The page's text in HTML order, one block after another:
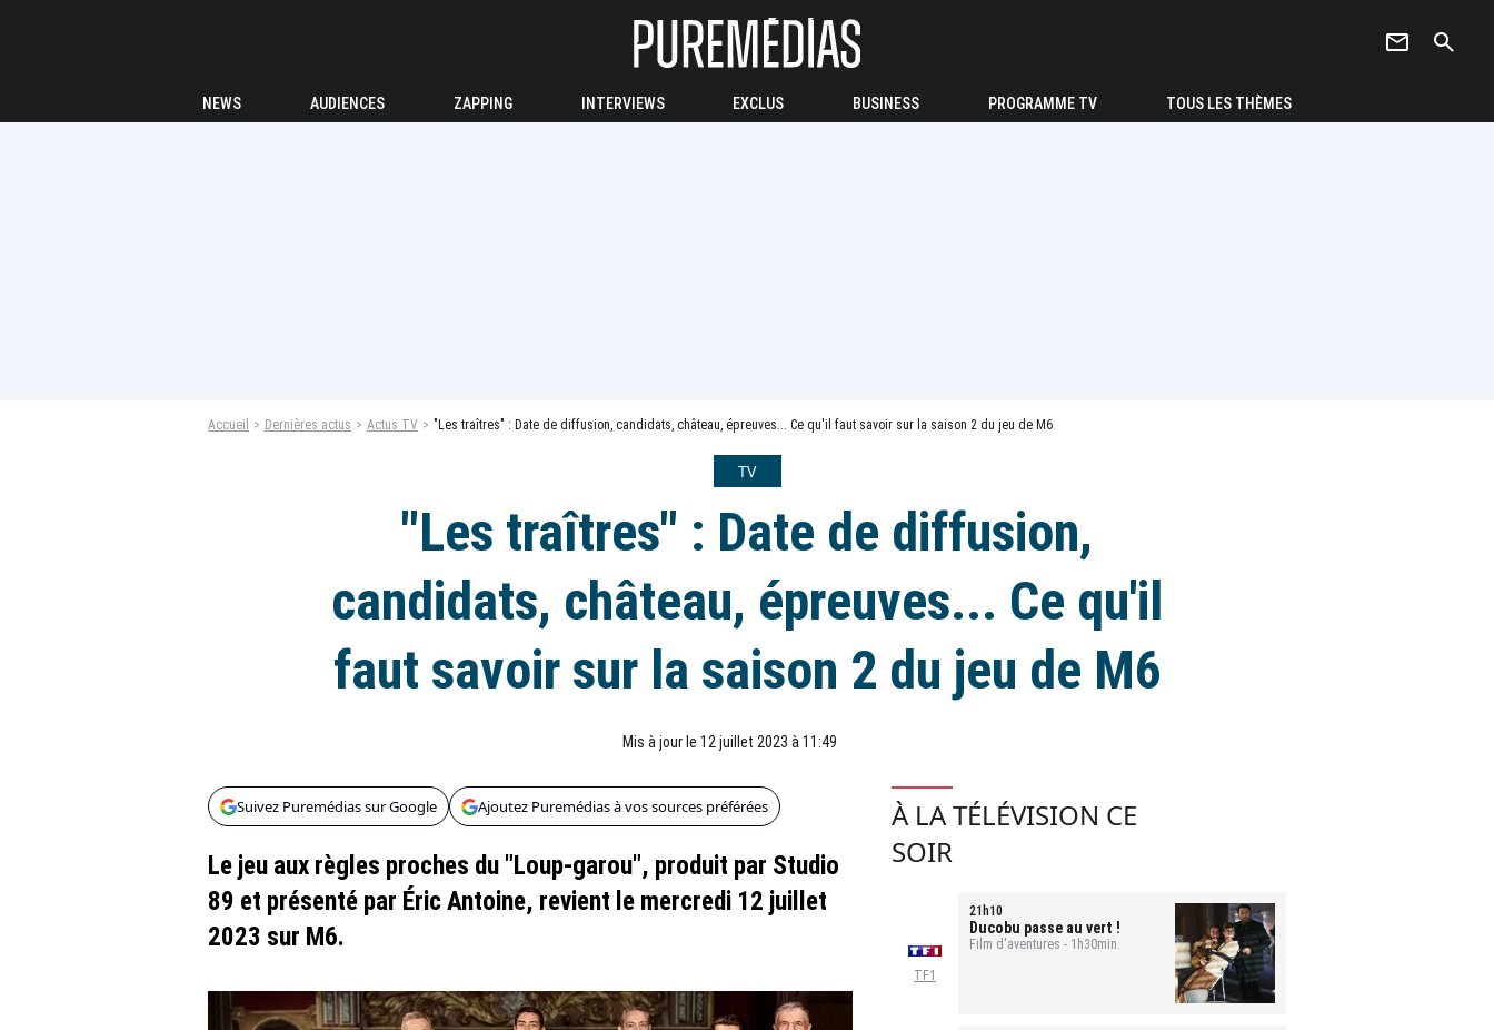
newsletter search
NEWS AUDIENCES ZAPPING INTERVIEWS EXCLUS BUSINESS PROGRAMME TV TOUS LES THÈMES
Accueil Dernières actus Actus TV "Les traîtres" : Date de diffusion, candidats, château, épreuves... Ce qu'il faut savoir sur la saison 2 du jeu de M6
TV
"Les traîtres" : Date de diffusion,
candidats, château, épreuves... Ce qu'il
faut savoir sur la saison 2 du jeu de M6
Mis à jour le 12 juillet 2023 à 11:49
Suivez Puremédias sur Google Ajoutez Puremédias à vos sources préférées
Le jeu aux règles proches du "Loup-garou", produit par Studio
89 et présenté par Éric Antoine, revient le mercredi 12 juillet
2023 sur M6.
À LA TÉLÉVISION CE
SOIR
TF1
21h10
Ducobu passe au vert !
Film d'aventures - 1h30min.